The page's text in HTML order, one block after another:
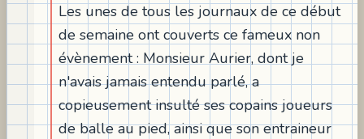
Les unes de tous les journaux de ce début
de semaine ont couverts ce fameux non
évènement : Monsieur Aurier, dont je
n'avais jamais entendu parlé, a
copieusement insulté ses copains joueurs
de balle au pied, ainsi que son entraineur